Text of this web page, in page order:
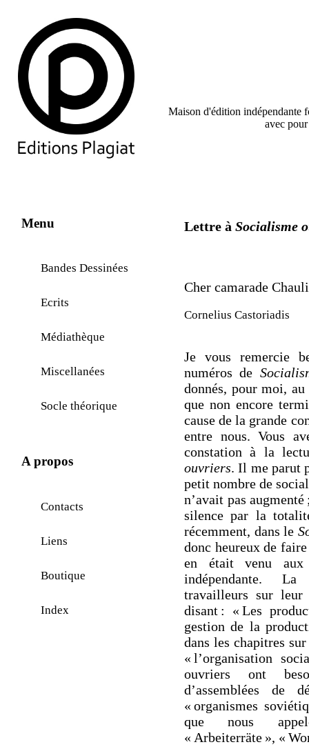
Maison d'édition indépendante
avec
Menu
Bandes Dessinées
Ecrits
Médiathèque
Miscellanées
Socle théorique
A propos
Contacts
Liens
Boutique
Index
Lettre à Socialisme
Cher camarade
Cornelius Castoriadis
Je vous remercie
numéros de
donnés, pour moi,
que non encore
cause de la grande
entre nous. Vous
constation à la
ouvriers. Il me parut
petit nombre de
n’avait pas
silence par la
récemment, dans le
donc heureux de
en était venu aux
indépendante.
travailleurs sur
disant : « Les
gestion de la
dans les chapitres
« l’organisation
ouvriers ont
d’assemblées de
« organismes
que nous
« Arbeiterräte », «